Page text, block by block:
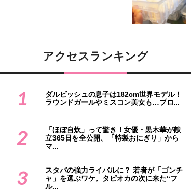
アクセスランキング
1
ダルビッシュの息子は182cm世界モデル！
ラウンドガールやミスコン美女も…プロ...
2
「ほぼ自炊」って驚き！女優・黒木華が献
立365日を全公開、「特製おにぎり」から
マ...
3
スタバの強力ライバルに？ 若者が「ゴンチ
ャ」を選ぶワケ。タピオカの次に来た“フ
ル...